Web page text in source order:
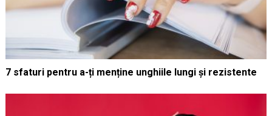
7 sfaturi pentru a-ți menține unghiile lungi și rezistente